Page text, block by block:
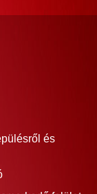
és